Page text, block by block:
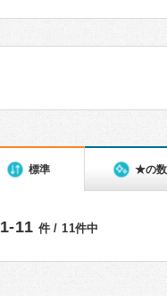
標準 ★の数
1-11 件 / 11件中